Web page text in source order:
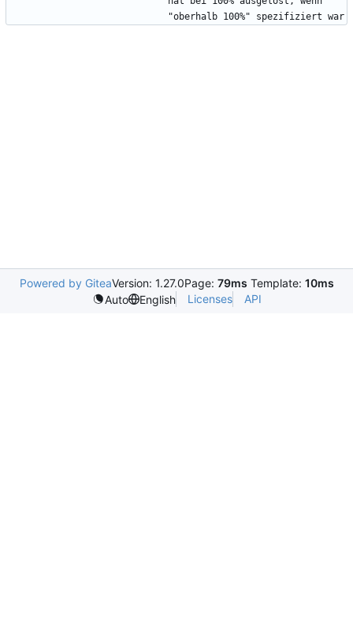
Powered by GiteaVersion: 1.27.0Page: 79ms Template: 10ms
Auto
English Licenses API